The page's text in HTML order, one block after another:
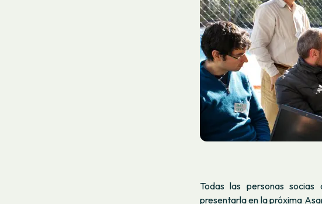
Todas las personas
presentarla en la próxima